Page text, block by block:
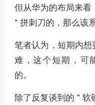
但从华为的布局来
" 拼刺刀的，那么该
笔者认为，短期内
难，这个短期，可
的。
除了反复谈到的 "